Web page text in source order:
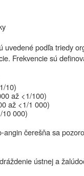
uvedené podľa triedy
Frekvencie sú
10)
až <1/100)
až <1/1 000)
10 000)
anginčerešňasa
ústnej a